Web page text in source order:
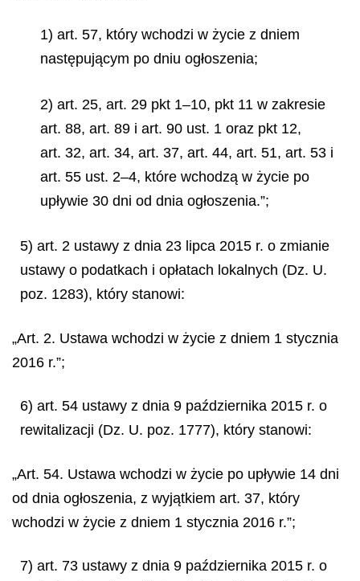
1) art. 57, który wchodzi w życie z dniem
następującym po dniu ogłoszenia;
2) art. 25, art. 29 pkt 1–10, pkt 11 w zakresie
art. 88, art. 89 i art. 90 ust. 1 oraz pkt 12,
art. 32, art. 34, art. 37, art. 44, art. 51, art. 53 i
art. 55 ust. 2–4, które wchodzą w życie po
upływie 30 dni od dnia ogłoszenia.”;
5) art. 2 ustawy z dnia 23 lipca 2015 r. o zmianie
ustawy o podatkach i opłatach lokalnych (Dz. U.
poz. 1283), który stanowi:
„Art. 2. Ustawa wchodzi w życie z dniem 1 stycznia
2016 r.”;
6) art. 54 ustawy z dnia 9 października 2015 r. o
rewitalizacji (Dz. U. poz. 1777), który stanowi:
„Art. 54. Ustawa wchodzi w życie po upływie 14 dni
od dnia ogłoszenia, z wyjątkiem art. 37, który
wchodzi w życie z dniem 1 stycznia 2016 r.”;
7) art. 73 ustawy z dnia 9 października 2015 r. o